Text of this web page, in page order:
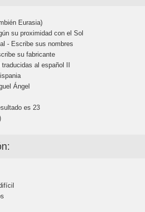
Eurasia)
su proximidad con el Sol
- Escribe sus nombres
su fabricante
al español II
Ángel
es 23